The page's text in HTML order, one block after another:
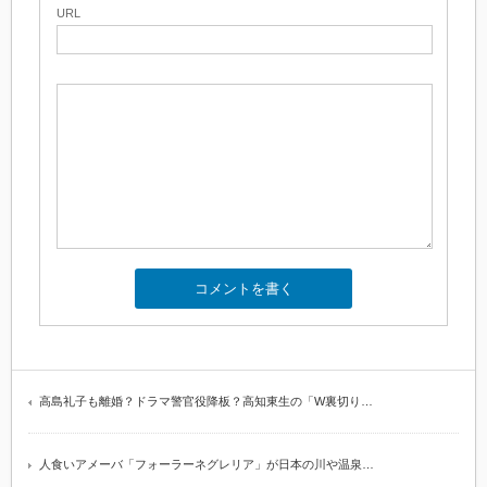
URL
高島礼子も離婚？ドラマ警官役降板？高知東生の「W裏切り…
人食いアメーバ「フォーラーネグレリア」が日本の川や温泉…